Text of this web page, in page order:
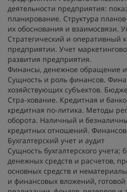
деятельности предприятия:
планирование. Структура
их обоснования и взаимосвязи.
Стратегический и оперативный
предприятии. Учет
развития предприятия.
Финансы, денежное обращение и
Сущность и роль финансов.
хозяйствующих субъектов.
Стра-хование. Кредитная и
кредитная по-литика. Методы
оборота. Наличный и
кредитных отношений.
Бухгалтерский учет и аудит
Сущность бухгалтерского учета;
денежных средств и расчетов,
основных средств и
и финансовых вложений,